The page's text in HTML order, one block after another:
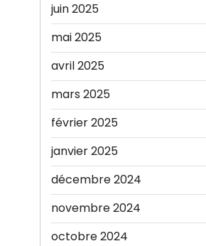
juin 2025
mai 2025
avril 2025
mars 2025
février 2025
janvier 2025
décembre 2024
novembre 2024
octobre 2024